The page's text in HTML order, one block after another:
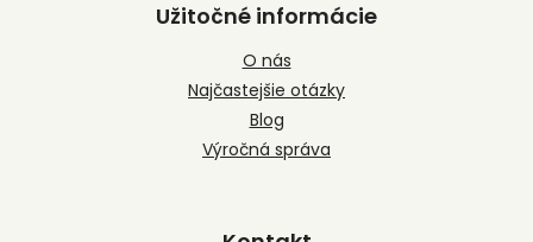
Užitočné informácie
O nás
Najčastejšie otázky
Blog
Výročná správa